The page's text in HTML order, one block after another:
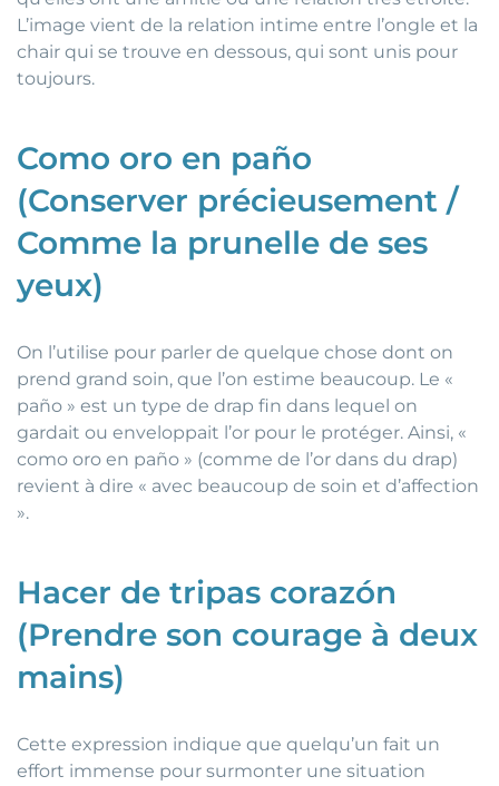
L’image vient de la relation intime entre l’ongle et la
chair qui se trouve en dessous, qui sont unis pour
toujours.
Como oro en paño
(Conserver précieusement /
Comme la prunelle de ses
yeux)
On l’utilise pour parler de quelque chose dont on
prend grand soin, que l’on estime beaucoup. Le «
paño » est un type de drap fin dans lequel on
gardait ou enveloppait l’or pour le protéger. Ainsi, «
como oro en paño » (comme de l’or dans du drap)
revient à dire « avec beaucoup de soin et d’affection
».
Hacer de tripas corazón
(Prendre son courage à deux
mains)
Cette expression indique que quelqu’un fait un
effort immense pour surmonter une situation